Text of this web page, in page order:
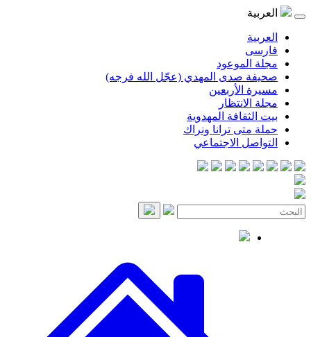
العربية
العربية
فارسی
مجلة الموعود
صحيفة صدى المهدي (عجّل الله فرجه)
مسيرة الأربعين
مجلة الانتظار
بيت الثقافة المهدوية
حملة متى ترانا ونراك
التواصل الاجتماعي